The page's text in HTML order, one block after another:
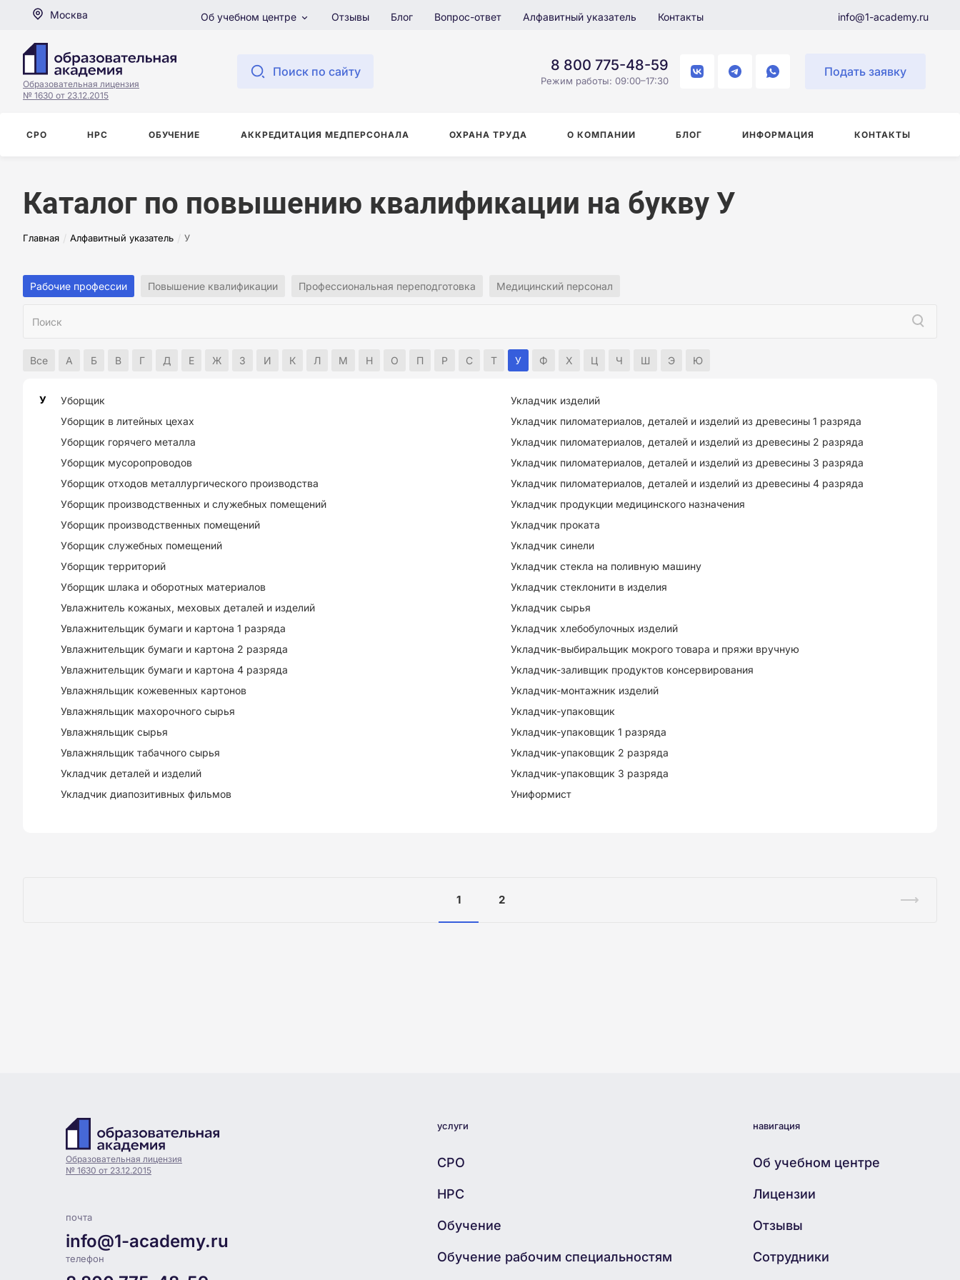
Москва Об учебном центре Отзывы Блог Вопрос-ответ Алфавитный указатель Контакты info@1-academy.ru
Образовательная лицензия
№ 1630 от 23.12.2015
Поиск по сайту 8 800 775-48-59
Режим работы: 09:00–17:30
Подать заявку
СРО НРС ОБУЧЕНИЕ АККРЕДИТАЦИЯ МЕДПЕРСОНАЛА ОХРАНА ТРУДА О КОМПАНИИ БЛОГ ИНФОРМАЦИЯ КОНТАКТЫ
Каталог по повышению квалификации на букву У
Главная / Алфавитный указатель / У
Рабочие профессии Повышение квалификации Профессиональная переподготовка Медицинский персонал
Все А Б В Г Д Е Ж З И К Л М Н О П Р С Т У Ф Х Ц Ч Ш Э Ю
У
Уборщик
Уборщик в литейных цехах
Уборщик горячего металла
Уборщик мусоропроводов
Уборщик отходов металлургического производства
Уборщик производственных и служебных помещений
Уборщик производственных помещений
Уборщик служебных помещений
Уборщик территорий
Уборщик шлака и оборотных материалов
Увлажнитель кожаных, меховых деталей и изделий
Увлажнительщик бумаги и картона 1 разряда
Увлажнительщик бумаги и картона 2 разряда
Увлажнительщик бумаги и картона 4 разряда
Увлажняльщик кожевенных картонов
Увлажняльщик махорочного сырья
Увлажняльщик сырья
Увлажняльщик табачного сырья
Укладчик деталей и изделий
Укладчик диапозитивных фильмов
Укладчик изделий
Укладчик пиломатериалов, деталей и изделий из древесины 1 разряда
Укладчик пиломатериалов, деталей и изделий из древесины 2 разряда
Укладчик пиломатериалов, деталей и изделий из древесины 3 разряда
Укладчик пиломатериалов, деталей и изделий из древесины 4 разряда
Укладчик продукции медицинского назначения
Укладчик проката
Укладчик синели
Укладчик стекла на поливную машину
Укладчик стеклонити в изделия
Укладчик сырья
Укладчик хлебобулочных изделий
Укладчик-выбиральщик мокрого товара и пряжи вручную
Укладчик-заливщик продуктов консервирования
Укладчик-монтажник изделий
Укладчик-упаковщик
Укладчик-упаковщик 1 разряда
Укладчик-упаковщик 2 разряда
Укладчик-упаковщик 3 разряда
Униформист
1 2
Образовательная лицензия
№ 1630 от 23.12.2015
почта
info@1-academy.ru
телефон
услуги
СРО
НРС
Обучение
Обучение рабочим специальностям
навигация
Об учебном центре
Лицензии
Отзывы
Сотрудники